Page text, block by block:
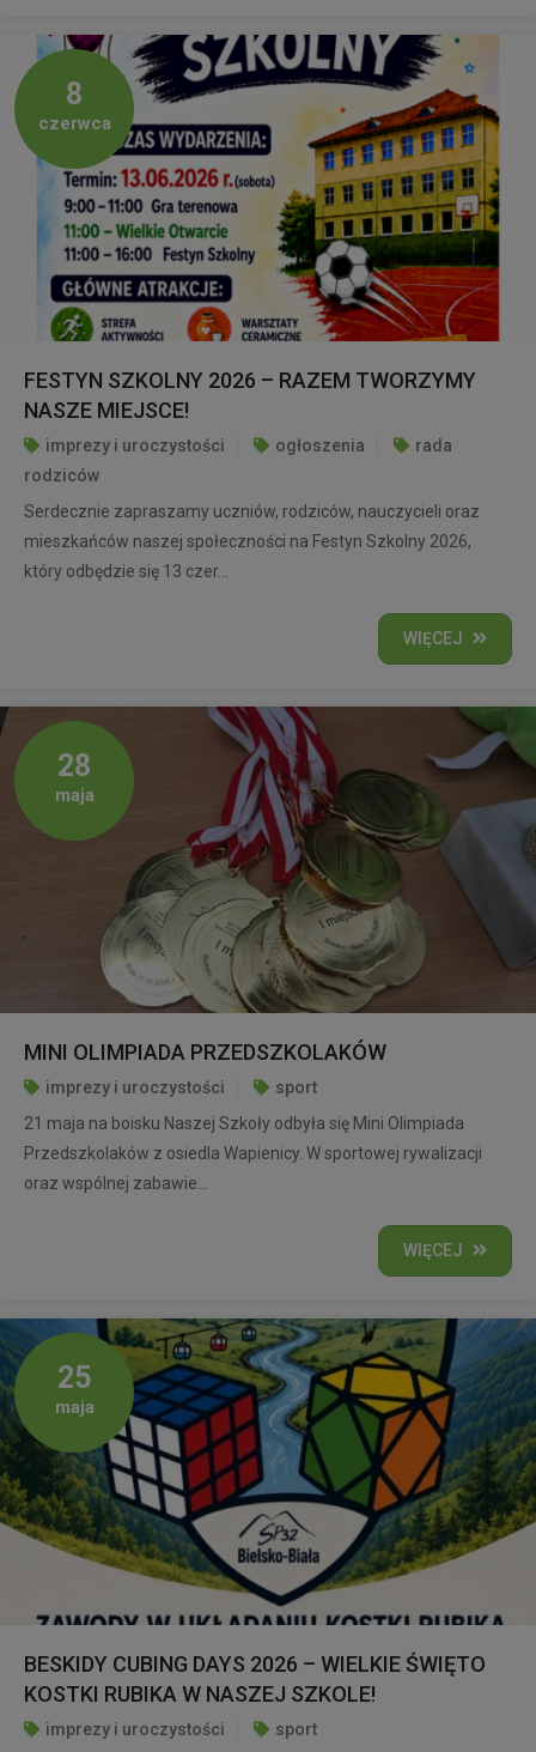
8
czerwca
FESTYN SZKOLNY 2026 – RAZEM TWORZYMY
NASZE MIEJSCE!
imprezy i uroczystości ogłoszenia
rada
rodziców
Serdecznie zapraszamy uczniów, rodziców, nauczycieli oraz
mieszkańców naszej społeczności na Festyn Szkolny 2026,
który odbędzie się 13 czer...
WIĘCEJ
28
maja
MINI OLIMPIADA PRZEDSZKOLAKÓW
imprezy i uroczystości
sport
21 maja na boisku Naszej Szkoły odbyła się Mini Olimpiada
Przedszkolaków z osiedla Wapienicy. W sportowej rywalizacji
oraz wspólnej zabawie...
WIĘCEJ
25
maja
BESKIDY CUBING DAYS 2026 – WIELKIE ŚWIĘTO
KOSTKI RUBIKA W NASZEJ SZKOLE!
imprezy i uroczystości sport